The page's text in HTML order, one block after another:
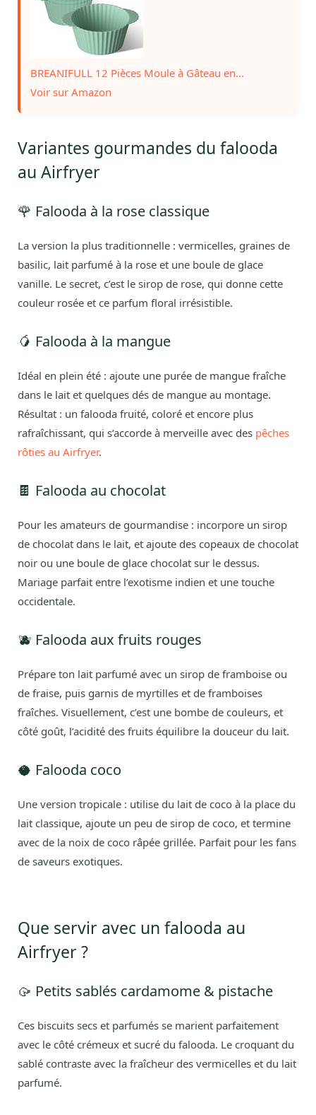
BREANIFULL 12 Pièces Moule à Gâteau en...
Voir sur Amazon
Variantes gourmandes du falooda
au Airfryer
🌹 Falooda à la rose classique
La version la plus traditionnelle : vermicelles, graines de
basilic, lait parfumé à la rose et une boule de glace
vanille. Le secret, c’est le sirop de rose, qui donne cette
couleur rosée et ce parfum floral irrésistible.
🥭 Falooda à la mangue
Idéal en plein été : ajoute une purée de mangue fraîche
dans le lait et quelques dés de mangue au montage.
Résultat : un falooda fruité, coloré et encore plus
rafraîchissant, qui s’accorde à merveille avec des pêches
rôties au Airfryer.
🍫 Falooda au chocolat
Pour les amateurs de gourmandise : incorpore un sirop
de chocolat dans le lait, et ajoute des copeaux de chocolat
noir ou une boule de glace chocolat sur le dessus.
Mariage parfait entre l’exotisme indien et une touche
occidentale.
🫐 Falooda aux fruits rouges
Prépare ton lait parfumé avec un sirop de framboise ou
de fraise, puis garnis de myrtilles et de framboises
fraîches. Visuellement, c’est une bombe de couleurs, et
côté goût, l’acidité des fruits équilibre la douceur du lait.
🥥 Falooda coco
Une version tropicale : utilise du lait de coco à la place du
lait classique, ajoute un peu de sirop de coco, et termine
avec de la noix de coco râpée grillée. Parfait pour les fans
de saveurs exotiques.
Que servir avec un falooda au
Airfryer ?
🥠 Petits sablés cardamome & pistache
Ces biscuits secs et parfumés se marient parfaitement
avec le côté crémeux et sucré du falooda. Le croquant du
sablé contraste avec la fraîcheur des vermicelles et du lait
parfumé.